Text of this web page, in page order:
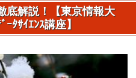
底解説！【東京情報大
ﾀｻｲｴﾝｽ講座】